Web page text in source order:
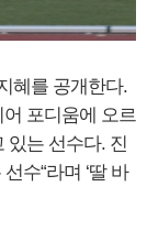
혜를 공개한다.
포디움에 오르
있는 선수다. 진
수“라며 ‘딸 바